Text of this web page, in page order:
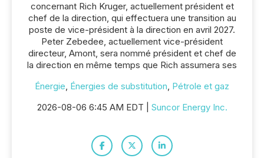
concernant Rich Kruger, actuellement président et
chef de la direction, qui effectuera une transition au
poste de vice-président à la direction en avril 2027.
Peter Zebedee, actuellement vice-président
directeur, Amont, sera nommé président et chef de
la direction en même temps que Rich assumera ses
Énergie, Énergies de substitution, Pétrole et gaz
2026-08-06 6:45 AM EDT | Suncor Energy Inc.